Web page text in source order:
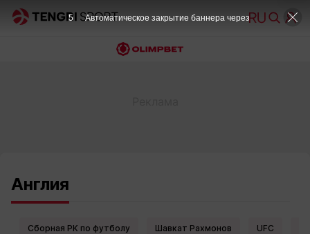
Англия
Сборная РК по футболу Шавкат Рахмонов UFC
5 Автоматическое закрытие баннера через